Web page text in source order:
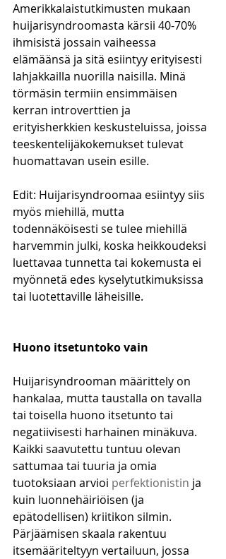
Amerikkalaistutkimusten mukaan
huijarisyndroomasta kärsii 40-70%
ihmisistä jossain vaiheessa
elämäänsä ja sitä esiintyy erityisesti
lahjakkailla nuorilla naisilla. Minä
törmäsin termiin ensimmäisen
kerran introverttien ja
erityisherkkien keskusteluissa, joissa
teeskentelijäkokemukset tulevat
huomattavan usein esille.
Edit: Huijarisyndroomaa esiintyy siis
myös miehillä, mutta
todennäköisesti se tulee miehillä
harvemmin julki, koska heikkoudeksi
luettavaa tunnetta tai kokemusta ei
myönnetä edes kyselytutkimuksissa
tai luotettaville läheisille.
Huono itsetuntoko vain
Huijarisyndrooman määrittely on
hankalaa, mutta taustalla on tavalla
tai toisella huono itsetunto tai
negatiivisesti harhainen minäkuva.
Kaikki saavutettu tuntuu olevan
sattumaa tai tuuria ja omia
tuotoksiaan arvioi perfektionistin ja
kuin luonnehäiriöisen (ja
epätodellisen) kriitikon silmin.
Pärjäämisen skaala rakentuu
itsemääriteltyyn vertailuun, jossa